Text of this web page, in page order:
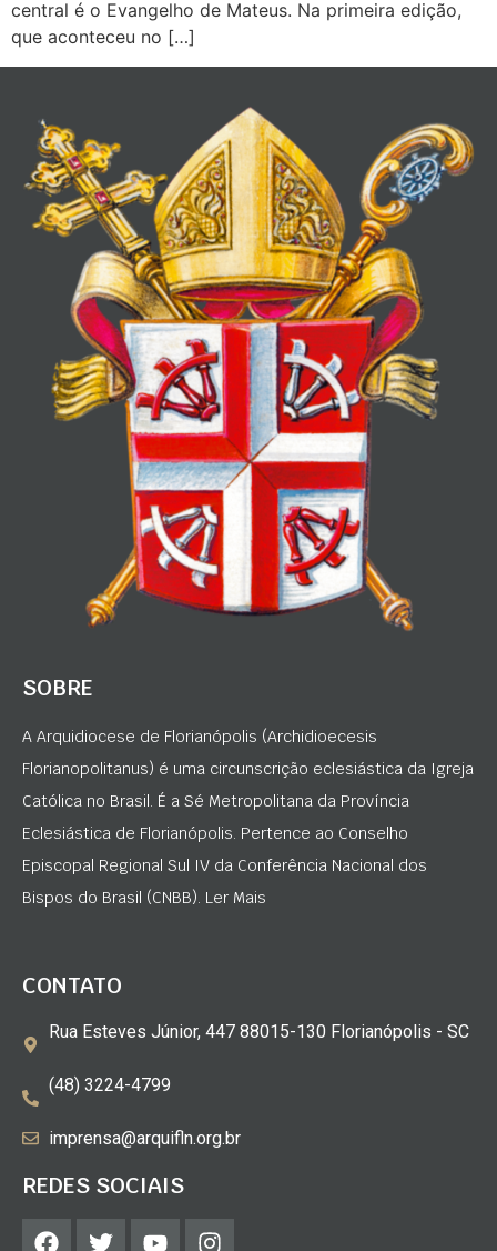
central é o Evangelho de Mateus. Na primeira edição,
que aconteceu no […]
SOBRE
A Arquidiocese de Florianópolis (Archidioecesis
Florianopolitanus) é uma circunscrição eclesiástica da Igreja
Católica no Brasil. É a Sé Metropolitana da Província
Eclesiástica de Florianópolis. Pertence ao Conselho
Episcopal Regional Sul IV da Conferência Nacional dos
Bispos do Brasil (CNBB). Ler Mais
CONTATO
Rua Esteves Júnior, 447 88015-130 Florianópolis - SC
(48) 3224-4799
imprensa@arquifln.org.br
REDES SOCIAIS